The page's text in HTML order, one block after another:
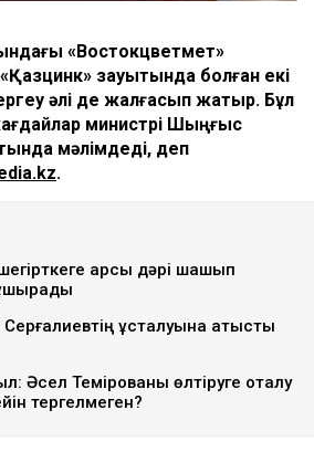
«Востокцветмет»
зауытында болған екі
әлі де жалғасып жатыр. Бұл
министрі Шыңғыс
мәлімдеді, деп
.
қарсы дәрі шашып
ұшырады
ұсталуына қатысты
Әсел Темірованы өлтіруге оқталу
тергелмеген?